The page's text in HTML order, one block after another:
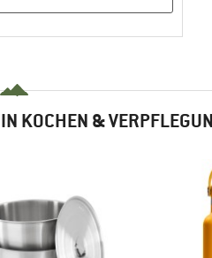
KOCHEN &